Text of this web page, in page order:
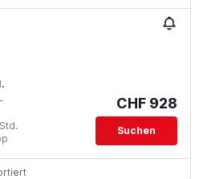
-
CHF 928
Suchen